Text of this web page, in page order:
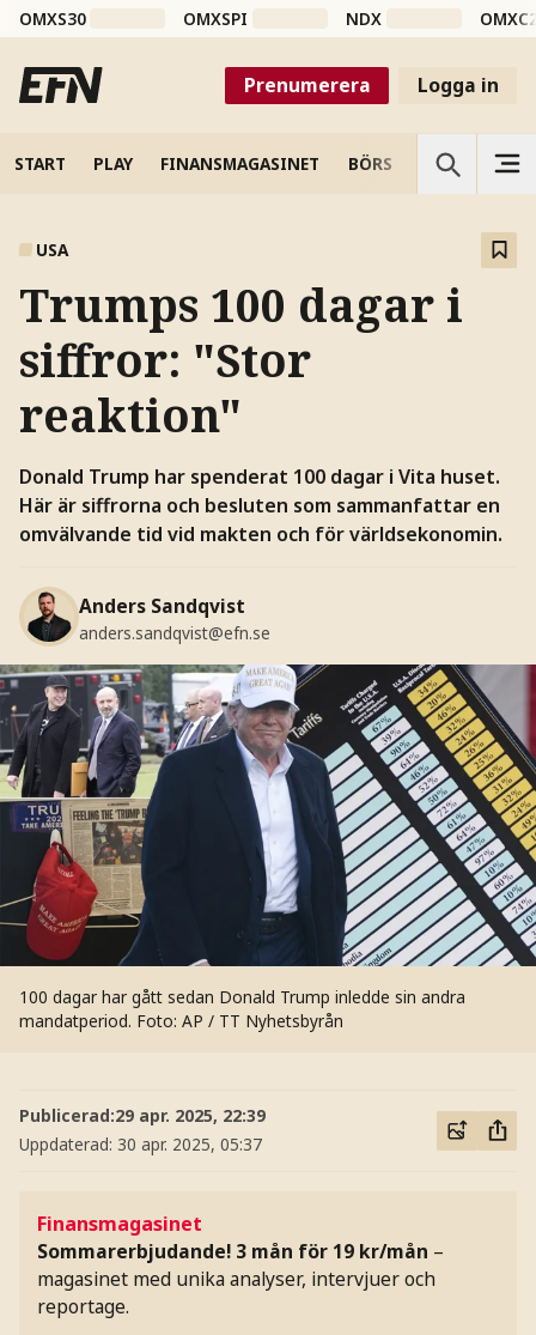
OMXS30 OMXSPI NDX
Prenumerera Logga in
START PLAY FINANSMAGASINET BÖRS VETENSKAP
USA
Trumps 100 dagar i
siffror: "Stor
reaktion"
Donald Trump har spenderat 100 dagar i Vita huset.
Här är siffrorna och besluten som sammanfattar en
omvälvande tid vid makten och för världsekonomin.
Anders Sandqvist
anders.sandqvist@efn.se
100 dagar har gått sedan Donald Trump inledde sin andra
mandatperiod. Foto: AP / TT Nyhetsbyrån
Publicerad:29 apr. 2025, 22:39
Uppdaterad: 30 apr. 2025, 05:37
Finansmagasinet
Sommarerbjudande! 3 mån för 19 kr/mån –
magasinet med unika analyser, intervjuer och
reportage.